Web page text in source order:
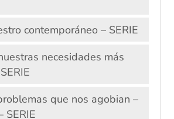
contemporáneo – SERIE
necesidades más
que nos agobian –
SERIE